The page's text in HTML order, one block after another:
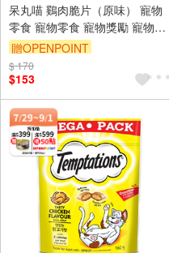
呆丸喵 鷄肉脆片（原味） 寵物
零食 寵物零食 寵物獎勵 寵物訓
練
贈OPENPOINT
$ 170
$153